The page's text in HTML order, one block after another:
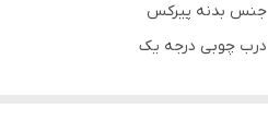
جنس بدنه پیرکس
درب چوبی درجه یک